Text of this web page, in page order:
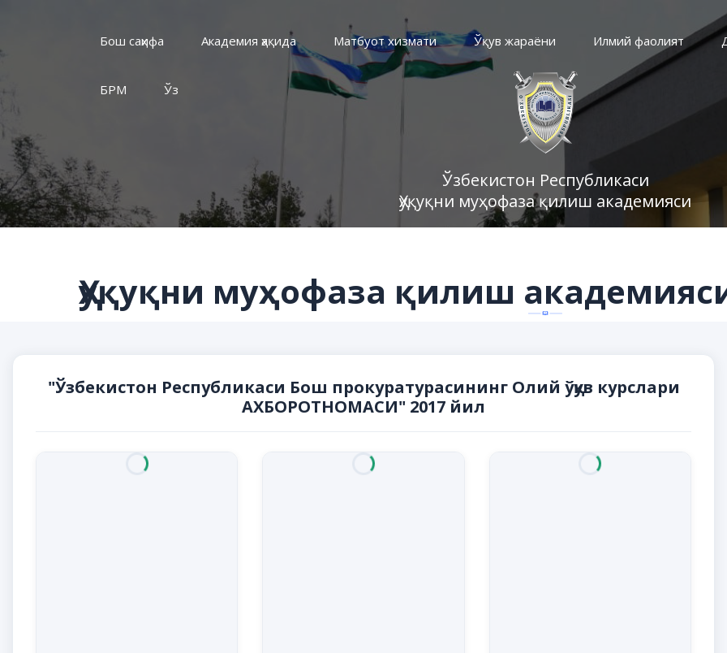
Бош саҳифа Академия ҳақида Матбуот хизмати Ўқув жараёни Илмий фаолият
БРМ Ўз
Ўзбекистон Республикаси
Ҳуқуқни муҳофаза қилиш академияси
Ҳуқуқни муҳофаза қилиш
"Ўзбекистон Республикаси Бош прокуратурасининг Олий ўқув курслари
АХБОРОТНОМАСИ" 2017 йил